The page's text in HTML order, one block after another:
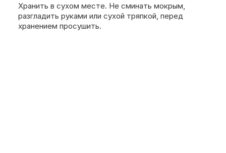
Хранить в сухом месте. Не сминать мокрым,
разгладить руками или сухой тряпкой, перед
хранением просушить.